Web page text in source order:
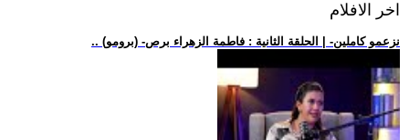
اخر الافلام
.. (برومو) -نزعمو كاملين- | الحلقة الثانية : فاطمة الزهراء برص